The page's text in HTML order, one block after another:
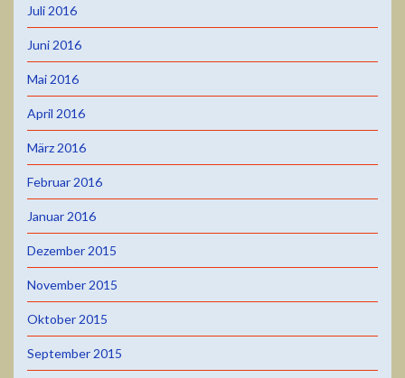
Juli 2016
Juni 2016
Mai 2016
April 2016
März 2016
Februar 2016
Januar 2016
Dezember 2015
November 2015
Oktober 2015
September 2015